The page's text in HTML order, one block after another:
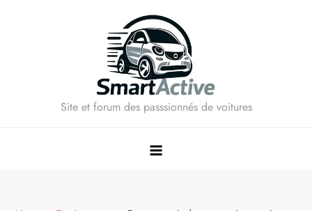
Site et forum des passsionnés de voitures